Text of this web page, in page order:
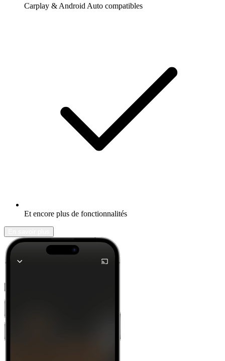
Carplay & Android Auto compatibles
Et encore plus de fonctionnalités